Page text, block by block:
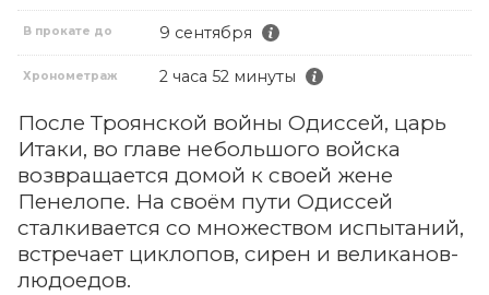
В прокате до 9 сентября
Хронометраж 2 часа 52 минуты
После Троянской войны Одиссей, царь
Итаки, во главе небольшого войска
возвращается домой к своей жене
Пенелопе. На своём пути Одиссей
сталкивается со множеством испытаний,
встречает циклопов, сирен и великанов-
людоедов.